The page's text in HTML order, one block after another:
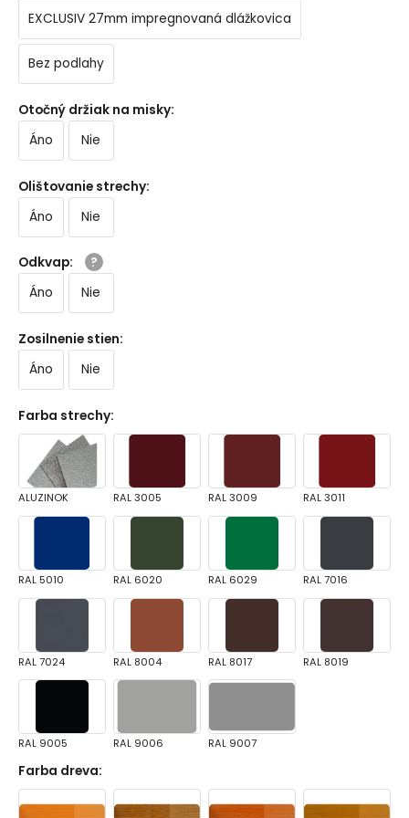
EXCLUSIV 27mm impregnovaná dlážkovica
Bez podlahy
Otočný držiak na misky:
Áno
Nie
Olištovanie strechy:
Áno
Nie
Odkvap:
Áno
Nie
Zosilnenie stien:
Áno
Nie
Farba strechy:
ALUZINOK RAL 3005 RAL 3009 RAL 3011
RAL 5010 RAL 6020 RAL 6029 RAL 7016
RAL 7024 RAL 8004 RAL 8017 RAL 8019
RAL 9005 RAL 9006 RAL 9007
Farba dreva: